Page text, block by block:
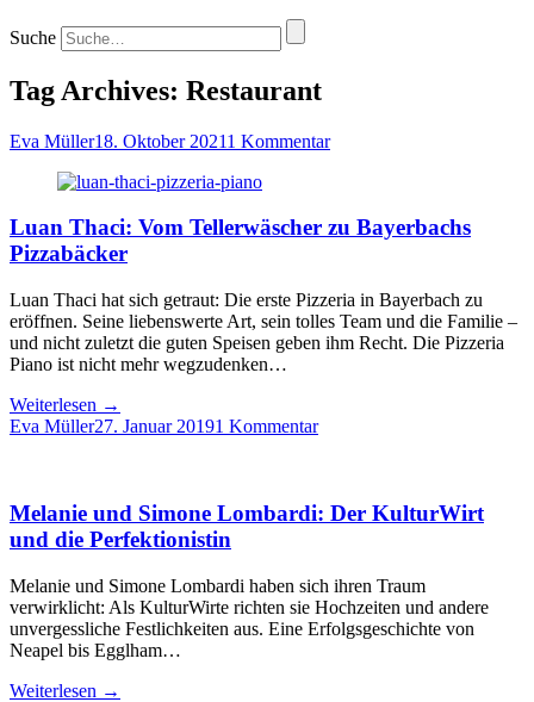
Suche
Tag Archives: Restaurant
Eva Müller18. Oktober 20211 Kommentar
Luan Thaci: Vom Tellerwäscher zu Bayerbachs
Pizzabäcker
Luan Thaci hat sich getraut: Die erste Pizzeria in Bayerbach zu
eröffnen. Seine liebenswerte Art, sein tolles Team und die Familie –
und nicht zuletzt die guten Speisen geben ihm Recht. Die Pizzeria
Piano ist nicht mehr wegzudenken…
Weiterlesen →
Eva Müller27. Januar 20191 Kommentar
Melanie und Simone Lombardi: Der KulturWirt
und die Perfektionistin
Melanie und Simone Lombardi haben sich ihren Traum
verwirklicht: Als KulturWirte richten sie Hochzeiten und andere
unvergessliche Festlichkeiten aus. Eine Erfolgsgeschichte von
Neapel bis Egglham…
Weiterlesen →